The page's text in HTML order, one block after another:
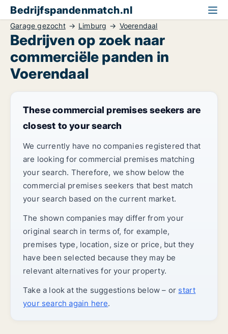
Bedrijfspandenmatch.nl
Garage gezocht Limburg Voerendaal
Bedrijven op zoek naar
commerciële panden in
Voerendaal
These commercial premises seekers are
closest to your search
We currently have no companies registered that
are looking for commercial premises matching
your search. Therefore, we show below the
commercial premises seekers that best match
your search based on the current market.
The shown companies may differ from your
original search in terms of, for example,
premises type, location, size or price, but they
have been selected because they may be
relevant alternatives for your property.
Take a look at the suggestions below – or start
your search again here.